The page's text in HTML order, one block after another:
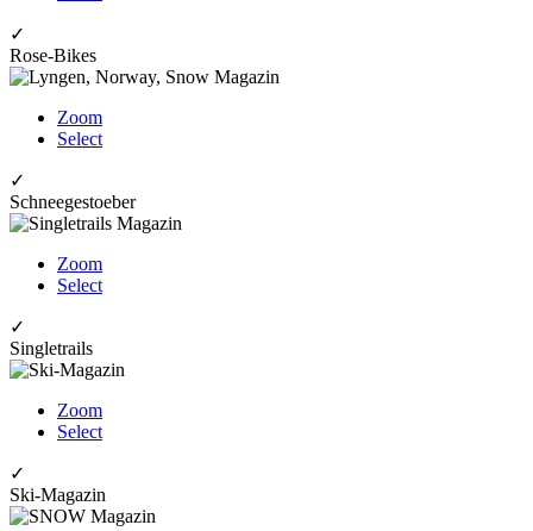
✓
Rose-Bikes
Zoom
Select
✓
Schneegestoeber
Zoom
Select
✓
Singletrails
Zoom
Select
✓
Ski-Magazin